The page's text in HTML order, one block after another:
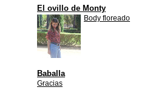
El ovillo de Monty
Body floreado
Baballa
Gracias